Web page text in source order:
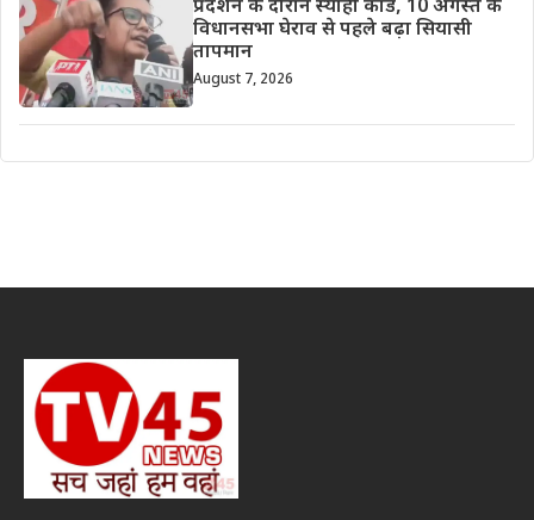
प्रदर्शन के दौरान स्याही कांड, 10 अगस्त के
विधानसभा घेराव से पहले बढ़ा सियासी
तापमान
August 7, 2026